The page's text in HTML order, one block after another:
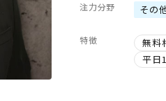
注力分野 その
特徴 無料
平日